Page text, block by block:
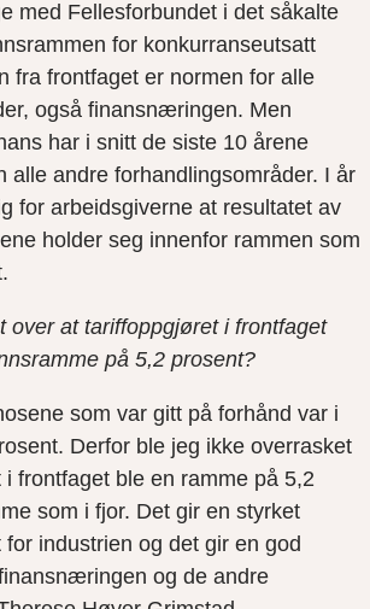
med Fellesforbundet i det såkalte
for konkurranseutsatt
fra frontfaget er normen for alle
også finansnæringen. Men
har i snitt de siste 10 årene
alle andre forhandlingsområder. I år
for arbeidsgiverne at resultatet av
holder seg innenfor rammen som
over at tariffoppgjøret i frontfaget
på 5,2 prosent?
som var gitt på forhånd var i
Derfor ble jeg ikke overrasket
frontfaget ble en ramme på 5,2
som i fjor. Det gir en styrket
industrien og det gir en god
og de andre